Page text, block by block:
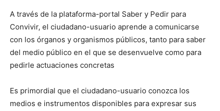
A través de la plataforma-portal Saber y Pedir para
Convivir, el ciudadano-usuario aprende a comunicarse
con los órganos y organismos públicos, tanto para saber
del medio público en el que se desenvuelve como para
pedirle actuaciones concretas
Es primordial que el ciudadano-usuario conozca los
medios e instrumentos disponibles para expresar sus